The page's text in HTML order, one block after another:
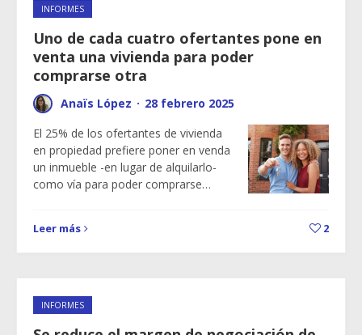
INFORMES
Uno de cada cuatro ofertantes pone en
venta una vivienda para poder
comprarse otra
Anaïs López · 28 febrero 2025
El 25% de los ofertantes de vivienda
en propiedad prefiere poner en venda
un inmueble -en lugar de alquilarlo-
como vía para poder comprarse…
Leer más 2
INFORMES